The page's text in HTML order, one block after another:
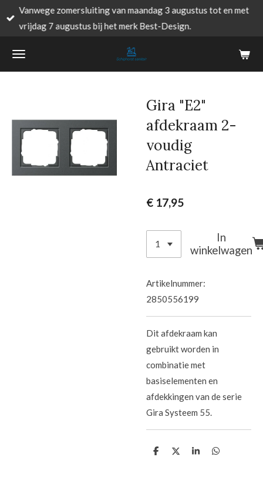
Ga
direct
de
Vanwege zomersluiting van maandag 3 augustus tot en met
vrijdag 7 augustus bij het merk Best-Design.
Gira "E2"
afdekraam 2-
voudig
Antraciet
€ 17,95
In
winkelwagen
Artikelnummer:
2850556199
Dit afdekraam kan
gebruikt worden in
combinatie met
basiselementen en
afdekkingen van de serie
Gira Systeem 55.
D
D
S
D